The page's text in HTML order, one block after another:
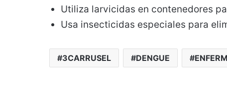
Utiliza larvicidas en contenedores
Usa insecticidas especiales para
3CARRUSEL DENGUE